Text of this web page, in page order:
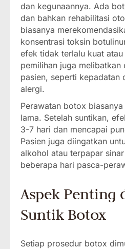
dan kegunaannya. Ada
dan bahkan rehabilitasi
biasanya
konsentrasi toksin
efek tidak terlalu kuat
pemilihan juga
pasien, seperti kepadatan
alergi.
Perawatan botox
lama. Setelah suntikan,
3-7 hari dan mencapai
Pasien juga diingatkan
alkohol atau terpapar
beberapa hari pasca-
Aspek Penting
Suntik Botox
Setiap prosedur botox